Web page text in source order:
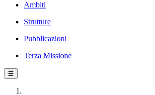
Ambiti
Strutture
Pubblicazioni
Terza Missione
☰